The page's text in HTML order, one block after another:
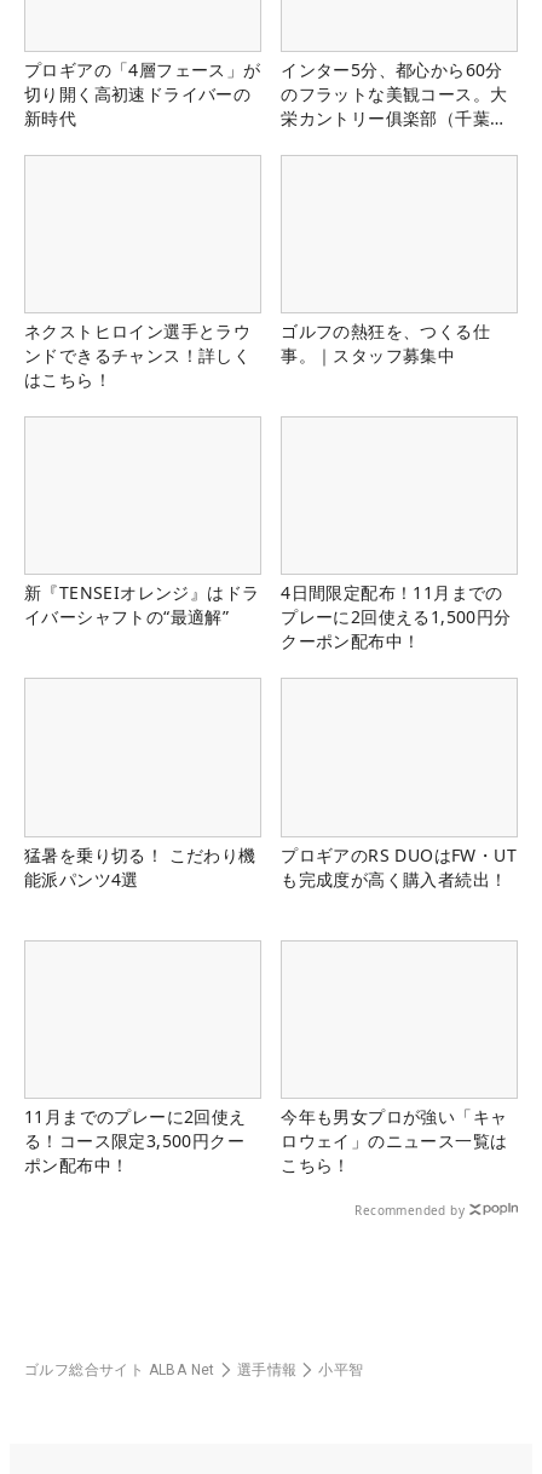
プロギアの「4層フェース」が
切り開く高初速ドライバーの
新時代
インター5分、都心から60分
のフラットな美観コース。大
栄カントリー俱楽部（千葉
ネクストヒロイン選手とラウ
ンドできるチャンス！詳しく
はこちら！
ゴルフの熱狂を、つくる仕
事。｜スタッフ募集中
新『TENSEIオレンジ』はドラ
イバーシャフトの“最適解”
4日間限定配布！11月までの
プレーに2回使える1,500円分
クーポン配布中！
猛暑を乗り切る！ こだわり機
能派パンツ4選
プロギアのRS DUOはFW・UT
も完成度が高く購入者続出！
11月までのプレーに2回使え
る！コース限定3,500円クー
ポン配布中！
今年も男女プロが強い「キャ
ロウェイ」のニュース一覧は
こちら！
Recommended by
ゴルフ総合サイト ALBA Net 選手情報 小平智